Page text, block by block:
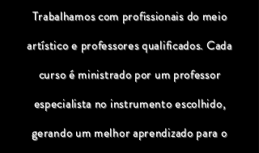
Trabalhamos com profissionais do meio
artístico e professores qualificados. Cada
curso é ministrado por um professor
especialista no instrumento escolhido,
gerando um melhor aprendizado para o